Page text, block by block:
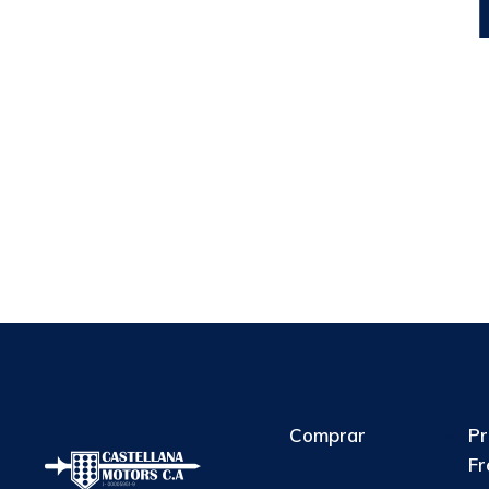
Comprar